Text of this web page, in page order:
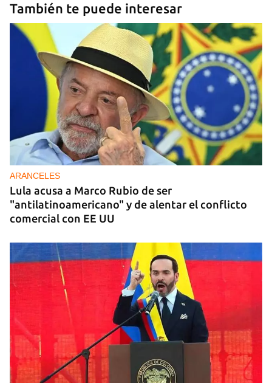
También te puede interesar
ARANCELES
Lula acusa a Marco Rubio de ser
"antilatinoamericano" y de alentar el conflicto
comercial con EE UU